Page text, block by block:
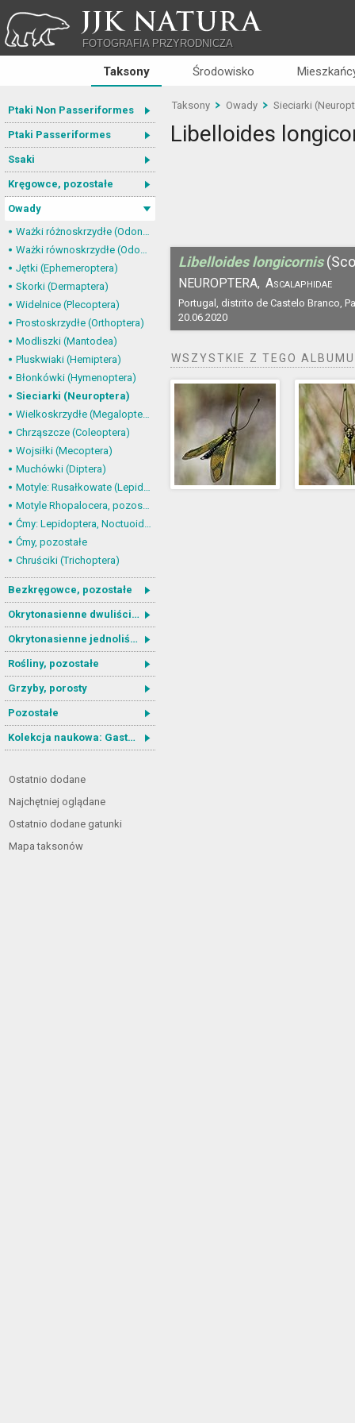
JJK NATURA
FOTOGRAFIA PRZYRODNICZA
Taksony Środowisko
Ptaki Non Passeriformes
Ptaki Passeriformes
Ssaki
Kręgowce, pozostałe
Owady
Ważki różnoskrzydłe (Odonata, Anisoptera)
Ważki równoskrzydłe (Odonata, Zygoptera)
Jętki (Ephemeroptera)
Skorki (Dermaptera)
Widelnice (Plecoptera)
Prostoskrzydłe (Orthoptera)
Modliszki (Mantodea)
Pluskwiaki (Hemiptera)
Błonkówki (Hymenoptera)
Sieciarki (Neuroptera)
Wielkoskrzydłe (Megaloptera)
Chrząszcze (Coleoptera)
Wojsiłki (Mecoptera)
Muchówki (Diptera)
Motyle: Rusałkowate (Lepidoptera, Nymphalidae)
Motyle Rhopalocera, pozostałe
Ćmy: Lepidoptera, Noctuoidea
Ćmy, pozostałe
Chruściki (Trichoptera)
Bezkręgowce, pozostałe
Okrytonasienne dwuliścienne
Okrytonasienne jednoliścienne
Rośliny, pozostałe
Grzyby, porosty
Pozostałe
Kolekcja naukowa: Gastrotricha
Ostatnio dodane
Najchętniej oglądane
Ostatnio dodane gatunki
Mapa taksonów
Taksony Owady Sieciarki
Libelloides
Libelloides longicornis
NEUROPTERA, Ascalaphidae
Portugal, distrito de Castelo Branco,
20.06.2020
WSZYSTKIE Z TEGO ALBUMU